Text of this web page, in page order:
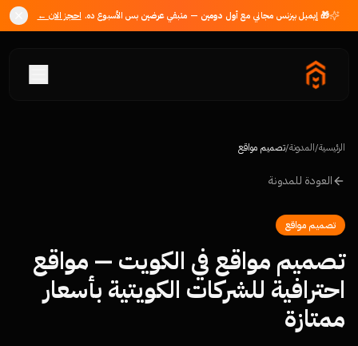
🎁 إيميل بيزنس مجاني معأول دومين — متبقي عرضينبس الأسبوع ده. احجز الان ←
الرئيسية/المدونة/تصميم مواقع
العودة للمدونة
تصميم مواقع
تصميم مواقع في الكويت — مواقع
احترافية للشركات الكويتية بأسعار
ممتازة